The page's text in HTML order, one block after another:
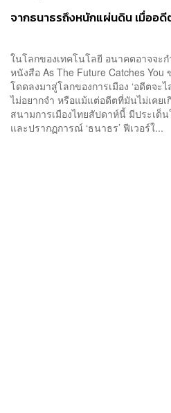
จากธนาธรถึงหนักแผ่นดิน เมื่ออ
ในโลกของเทคโนโลยี อนาคตอาจจะ
หนังสือ As The Future Catches You
โดดลงมาสู่โลกของการเมือง ‘อดีตจะ
ไม่อยากจำ หรือแม้แต่อดีตที่มันไม่เคย
สนามการเมืองไทยสัปดาห์นี้ มีประเ
และปรากฏการณ์ ‘ธนาธร’ ฟีเวอร์ใ...